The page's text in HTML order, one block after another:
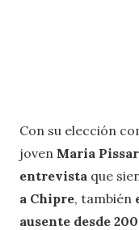
Con su elección
joven Maria
entrevista que
a Chipre, también
ausente desde